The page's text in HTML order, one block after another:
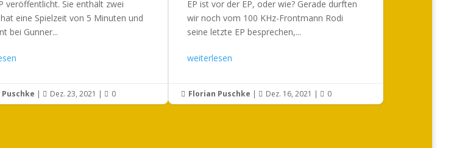
veröffentlicht. Sie enthält zwei
eine Spielzeit von 5 Minuten und
bei Gunner...
|  Dez. 23, 2021 |  0
EP ist vor der EP, oder wie? Gerade durften
wir noch vom 100 KHz-Frontmann Rodi
seine letzte EP besprechen,...
weiterlesen
 Florian Puschke |  Dez. 16, 2021 |  0